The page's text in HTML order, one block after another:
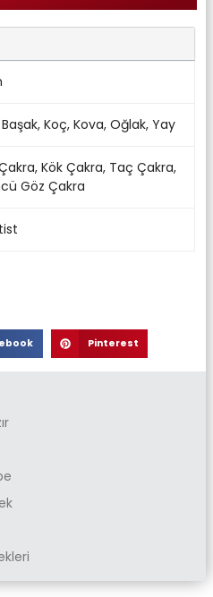
Başak, Koç, Kova, Oğlak, Yay
, Kök Çakra, Taç Çakra,
Göz Çakra
Pinterest